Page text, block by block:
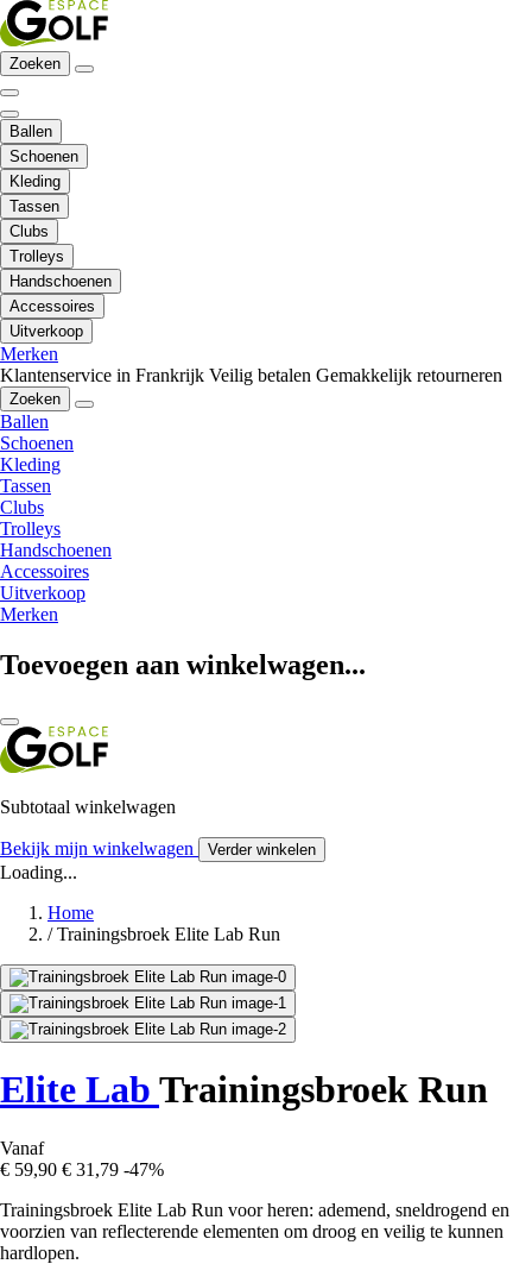
Zoeken
Ballen
Schoenen
Kleding
Tassen
Clubs
Trolleys
Handschoenen
Accessoires
Uitverkoop
Merken
Klantenservice in Frankrijk Veilig betalen Gemakkelijk retourneren
Zoeken
Ballen
Schoenen
Kleding
Tassen
Clubs
Trolleys
Handschoenen
Accessoires
Uitverkoop
Merken
Toevoegen aan winkelwagen...
Subtotaal winkelwagen
Bekijk mijn winkelwagen Verder winkelen
Loading...
Home
/ Trainingsbroek Elite Lab Run
Elite Lab Trainingsbroek Run
Vanaf
€ 59,90 € 31,79 -47%
Trainingsbroek Elite Lab Run voor heren: ademend, sneldrogend en
voorzien van reflecterende elementen om droog en veilig te kunnen
hardlopen.